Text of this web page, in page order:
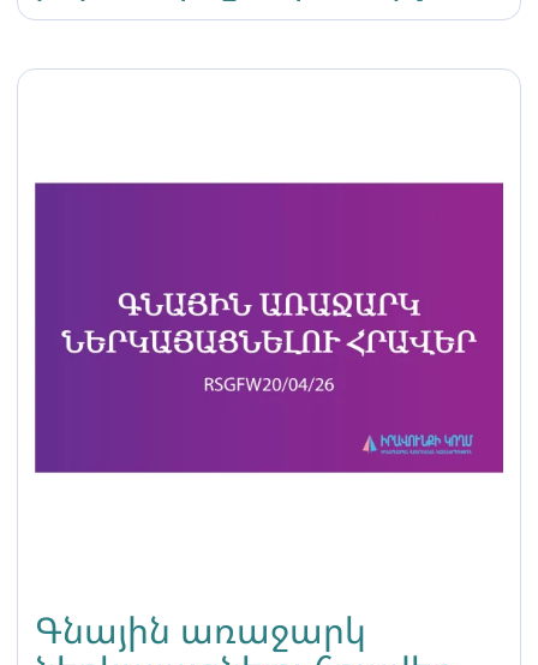
դասընթաց սեքս
աշխատողների համար
Գնային առաջարկ